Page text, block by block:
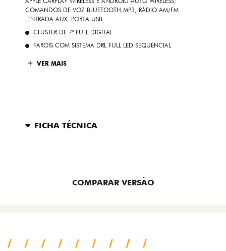
COMANDOS DE VOZ BLUETOOTH,MP3, RÁDIO AM/FM
,ENTRADA AUX, PORTA USB
CLUSTER DE 7" FULL DIGITAL
FAROIS COM SISTEMA DRL FULL LED SEQUENCIAL
VER MAIS
FICHA TÉCNICA
COMPARAR VERSÃO